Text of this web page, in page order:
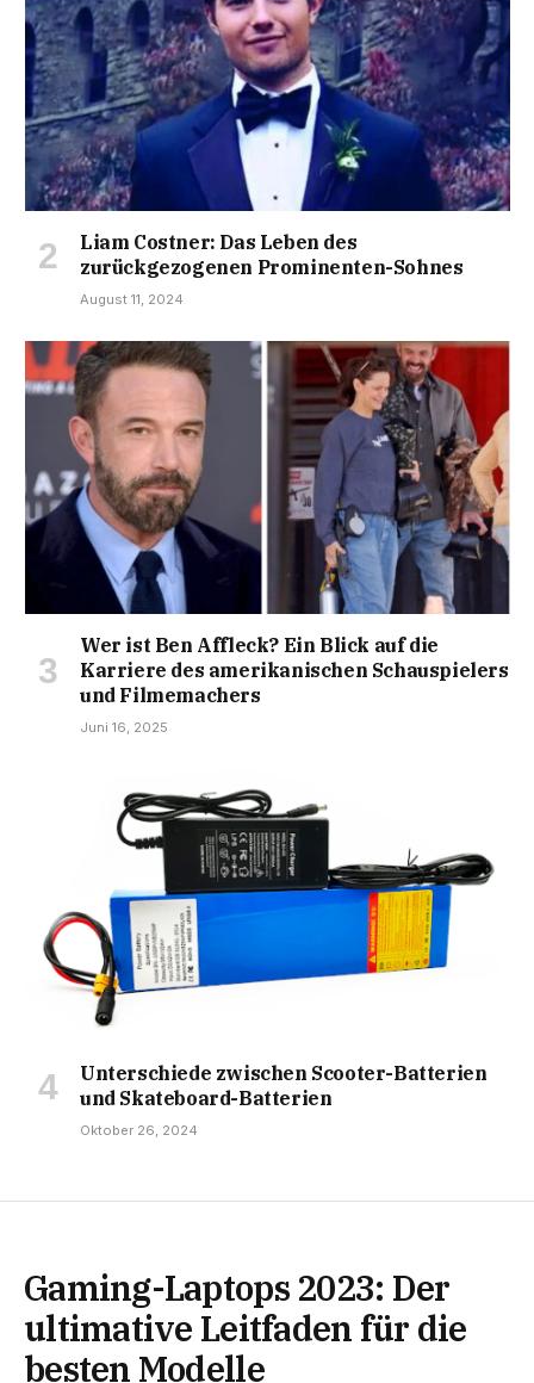
Liam Costner: Das Leben des
zurückgezogenen Prominenten-Sohnes
August 11, 2024
Wer ist Ben Affleck? Ein Blick auf die
Karriere des amerikanischen Schauspielers
und Filmemachers
Juni 16, 2025
Unterschiede zwischen Scooter-Batterien
und Skateboard-Batterien
Oktober 26, 2024
Gaming-Laptops 2023: Der
ultimative Leitfaden für die
besten Modelle